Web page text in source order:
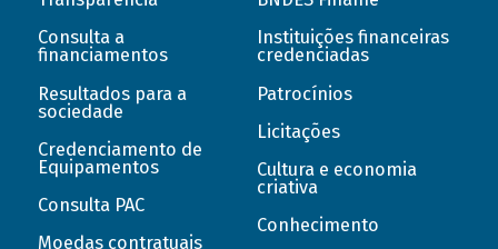
Consulta a
financiamentos
Resultados para a
sociedade
Credenciamento de
Equipamentos
Consulta PAC
Moedas contratuais
Instituições financeiras
credenciadas
Patrocínios
Licitações
Cultura e economia
criativa
Conhecimento